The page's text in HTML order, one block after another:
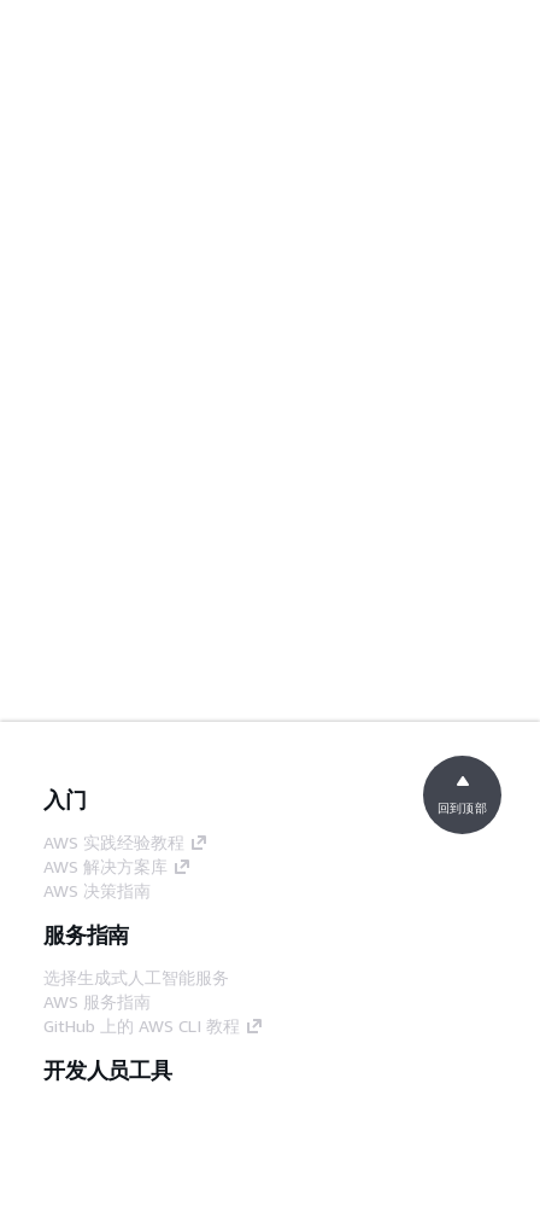
入门
AWS 实践经验教程
AWS 解决方案库
AWS 决策指南
服务指南
选择生成式人工智能服务
AWS 服务指南
GitHub 上的 AWS CLI 教程
开发人员工具
回到顶部